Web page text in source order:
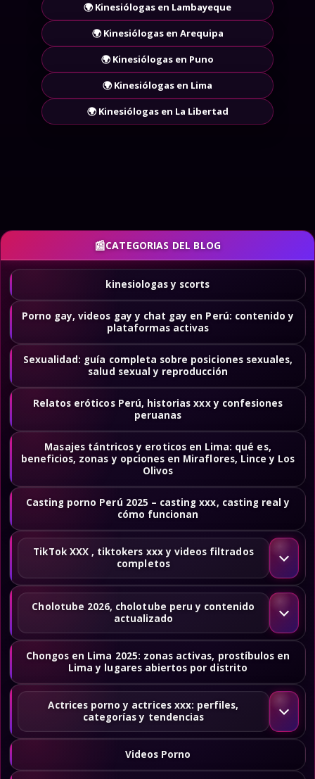
CATEGORIAS DEL BLOG
kinesiologas y scorts
Porno gay, videos gay y chat gay en Perú: contenido y
plataformas activas
Sexualidad: guía completa sobre posiciones sexuales,
salud sexual y reproducción
Relatos eróticos Perú, historias xxx y confesiones
peruanas
Masajes tántricos y eroticos en Lima: qué es,
beneficios, zonas y opciones en Miraflores, Lince y Los
Olivos
Casting porno Perú 2025 – casting xxx, casting real y
cómo funcionan
TikTok XXX , tiktokers xxx y videos filtrados
completos
Cholotube 2026, cholotube peru y contenido
actualizado
Chongos en Lima 2025: zonas activas, prostíbulos en
Lima y lugares abiertos por distrito
Actrices porno y actrices xxx: perfiles,
categorías y tendencias
Videos Porno
🌍 Kinesiólogas en Lambayeque
🌍 Kinesiólogas en Arequipa
🌍 Kinesiólogas en Puno
🌍 Kinesiólogas en Lima
🌍 Kinesiólogas en La Libertad